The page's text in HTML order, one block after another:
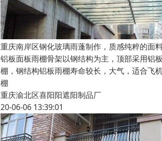
重庆南岸区钢化玻璃雨蓬制作，质感纯粹的面
铝板面板雨棚骨架以钢结构为主，顶部采用铝
棚，钢结构铝板雨棚寿命较长，大气，适合飞
棚
重庆渝北区喜阳阳遮阳制品厂
20-06-06 13:39:01